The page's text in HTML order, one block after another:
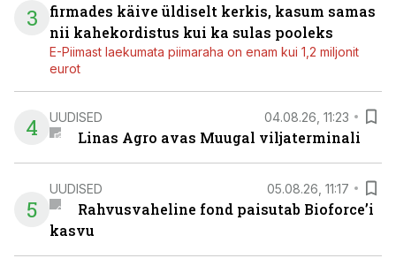
3
firmades käive üldiselt kerkis, kasum samas
nii kahekordistus kui ka sulas pooleks
E-Piimast laekumata piimaraha on enam kui 1,2 miljonit
eurot
4 UUDISED 04.08.26, 11:23
Linas Agro avas Muugal viljaterminali
5
UUDISED 05.08.26, 11:17
Rahvusvaheline fond paisutab Bioforce’i
kasvu